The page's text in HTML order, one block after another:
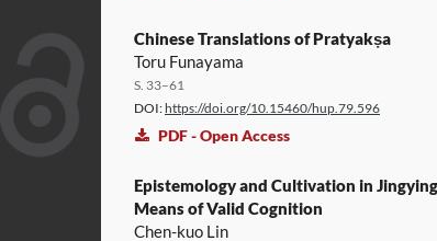
Chinese Translations of Pratyakṣa
Toru Funayama
S. 33–61
DOI:https://doi.org/10.15460/hup.79.596
PDF - Open Access
Epistemology and Cultivation in
Means of Valid Cognition
Chen-kuo Lin